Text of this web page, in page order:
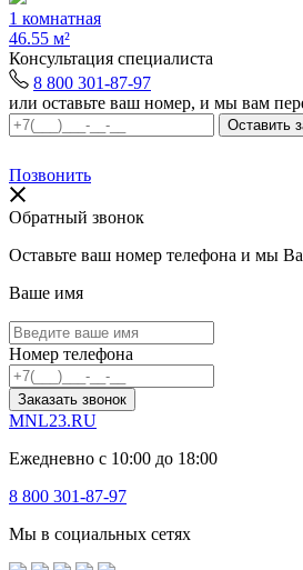
1 комнатная
46.55 м²
Консультация специалиста
8 800 301-87-97
или оставьте ваш номер, и мы вам
Позвонить
Обратный звонок
Оставьте ваш номер телефона и мы
Ваше имя
Номер телефона
Заказать звонок
MNL23.RU
Ежедневно с 10:00 до 18:00
8 800 301-87-97
Мы в социальных сетях